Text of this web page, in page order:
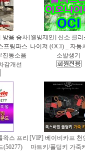
방음 승차
프링파스
진동소음
감개선
[웰빙제안] 산소 클
나이져 (OCI) _ 자동
소발생기
왁스 프리
(50277)
[VIP] 베이비카프 천
마트키/폴딩키 가죽